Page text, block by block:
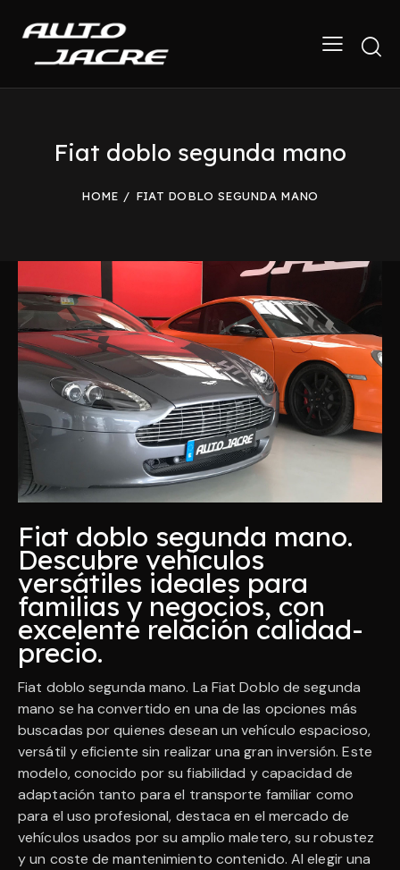
Fiat doblo segunda mano
HOME FIAT DOBLO SEGUNDA MANO
Fiat doblo segunda mano.
Descubre vehículos
versátiles ideales para
familias y negocios, con
excelente relación calidad-
precio.
Fiat doblo segunda mano. La Fiat Doblo de segunda
mano se ha convertido en una de las opciones más
buscadas por quienes desean un vehículo espacioso,
versátil y eficiente sin realizar una gran inversión. Este
modelo, conocido por su fiabilidad y capacidad de
adaptación tanto para el transporte familiar como
para el uso profesional, destaca en el mercado de
vehículos usados por su amplio maletero, su robustez
y un coste de mantenimiento contenido. Al elegir una